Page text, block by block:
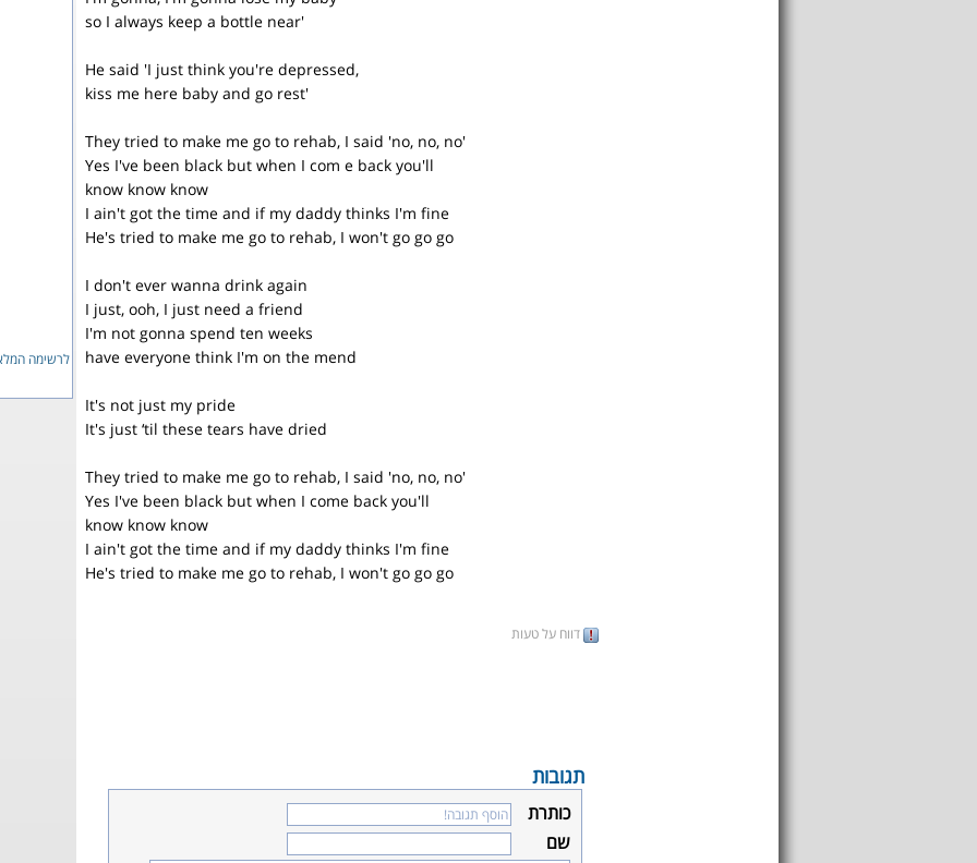
so I always keep a bottle near'
He said 'I just think you're depressed,
kiss me here baby and go rest'
They tried to make me go to rehab, I said 'no, no, no'
Yes I've been black but when I com e back you'll
know know know
I ain't got the time and if my daddy thinks I'm fine
He's tried to make me go to rehab, I won't go go go
I don't ever wanna drink again
I just, ooh, I just need a friend
I'm not gonna spend ten weeks
have everyone think I'm on the mend
It's not just my pride
It's just ‘til these tears have dried
They tried to make me go to rehab, I said 'no, no, no'
Yes I've been black but when I come back you'll
know know know
I ain't got the time and if my daddy thinks I'm fine
He's tried to make me go to rehab, I won't go go go
דווח על טעות
תגובות
כותרת
שם
לרשימה